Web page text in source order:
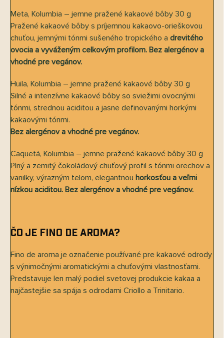
Meta, Kolumbia – jemne pražené kakaové bôby 30 g
Pražené kakaové bôby s príjemnou kakaovo-orieškovou
chuťou, jemnými tónmi sušeného tropického a drevitého
ovocia a vyváženým celkovým profilom. Bez alergénov a
vhodné pre vegánov.
Huila, Kolumbia – jemne pražené kakaové bôby 30 g
Silné a intenzívne kakaové bôby so sviežimi ovocnými
tónmi, strednou aciditou a jasne definovanými horkými
kakaovými tónmi.
Bez alergénov a vhodné pre vegánov.
Caquetá, Kolumbia – jemne pražené kakaové bôby 30 g
Plný a zemitý čokoládový chuťový profil s tónmi orechov a
vanilky, výrazným telom, elegantnou horkosťou a veľmi
nízkou aciditou. Bez alergénov a vhodné pre vegánov.
Čo je Fino de Aroma?
Fino de aroma je označenie používané pre kakaové odrody
s výnimočnými aromatickými a chuťovými vlastnosťami.
Predstavuje len malý podiel svetovej produkcie kakaa a
najčastejšie sa spája s odrodami Criollo a Trinitario.